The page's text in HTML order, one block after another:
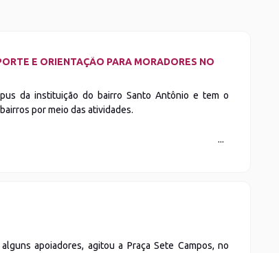
E ORIENTAÇÃO PARA MORADORES NO
da instituição do bairro Santo Antônio e tem o
por meio das atividades.
apoiadores, agitou a Praça Sete Campos, no